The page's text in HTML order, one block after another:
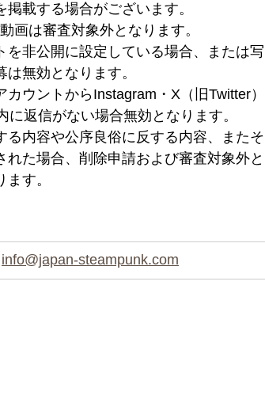
載する場合がございます。
画は審査対象外となります。
を非公開に設定している場合、または写
無効となります。
カウントからInstagram・X（旧Twitter）
返信がない場合無効となります。
る内容や公序良俗に反する内容、またそ
れた場合、削除申請および審査対象外と
す。
info@japan-steampunk.com